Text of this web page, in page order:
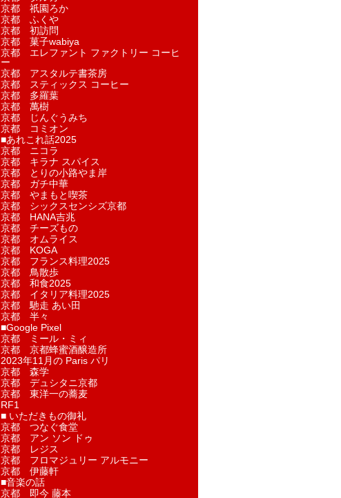
京都 祇園ろか
京都 ふくや
京都 初訪問
京都 菓子wabiya
京都 エレファント ファクトリー コーヒ
ー
京都 アスタルテ書茶房
京都 スティックス コーヒー
京都 多羅葉
京都 萬樹
京都 じんぐうみち
京都 コミオン
■あれこれ話2025
京都 ニコラ
京都 キラナ スパイス
京都 とりの小路やま岸
京都 ガチ中華
京都 やまもと喫茶
京都 シックスセンシズ京都
京都 HANA吉兆
京都 チーズもの
京都 オムライス
京都 KOGA
京都 フランス料理2025
京都 鳥散歩
京都 和食2025
京都 イタリア料理2025
京都 馳走 あい田
京都 半々
■Google Pixel
京都 ミール・ミィ
京都 京都蜂蜜酒醸造所
2023年11月の Paris パリ
京都 森学
京都 デュシタニ京都
京都 東洋一の蕎麦
RF1
■ いただきもの御礼
京都 つなぐ食堂
京都 アン ソン ドゥ
京都 レジス
京都 フロマジュリー アルモニー
京都 伊藤軒
■音楽の話
京都 即今 藤本